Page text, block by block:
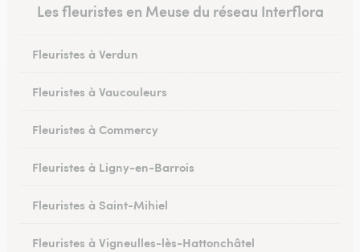
Les fleuristes en Meuse du réseau Interflora
Fleuristes à Verdun
Fleuristes à Vaucouleurs
Fleuristes à Commercy
Fleuristes à Ligny-en-Barrois
Fleuristes à Saint-Mihiel
Fleuristes à Vigneulles-lès-Hattonchâtel